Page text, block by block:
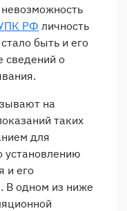
РФ личность
быть и его
сведений о
на
таких
для
установлению
и его
В одном из ниже